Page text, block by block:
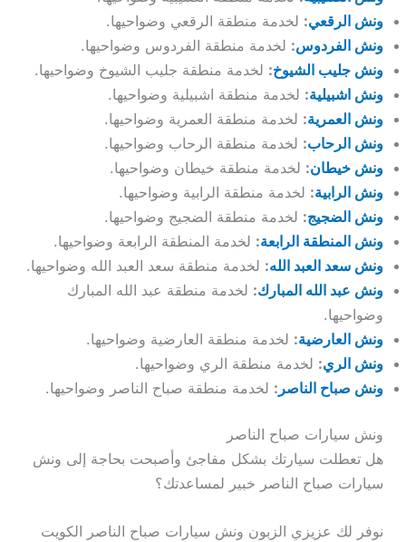
ونش الرقعي: لخدمة منطقة الرقعي وضواحيها.
ونش الفردوس: لخدمة منطقة الفردوس وضواحيها.
ونش جليب الشيوخ: لخدمة منطقة جليب الشيوخ وضواحيها.
ونش اشبيلية: لخدمة منطقة اشبيلية وضواحيها.
ونش العمرية: لخدمة منطقة العمرية وضواحيها.
ونش الرحاب: لخدمة منطقة الرحاب وضواحيها.
ونش خيطان: لخدمة منطقة خيطان وضواحيها.
ونش الرابية: لخدمة منطقة الرابية وضواحيها.
ونش الضجيج: لخدمة منطقة الضجيج وضواحيها.
ونش المنطقة الرابعة: لخدمة المنطقة الرابعة وضواحيها.
ونش سعد العبد الله: لخدمة منطقة سعد العبد الله وضواحيها.
ونش عبد الله المبارك: لخدمة منطقة عبد الله المبارك
وضواحيها.
ونش العارضية: لخدمة منطقة العارضية وضواحيها.
ونش الري: لخدمة منطقة الري وضواحيها.
ونش صباح الناصر : لخدمة منطقة صباح الناصر وضواحيها.
ونش سيارات صباح الناصر
هل تعطلت سيارتك بشكل مفاجئ وأصبحت بحاجة إلى ونش
سيارات صباح الناصر خبير لمساعدتك؟
نوفر لك عزيزي الزبون ونش سيارات صباح الناصر الكويت